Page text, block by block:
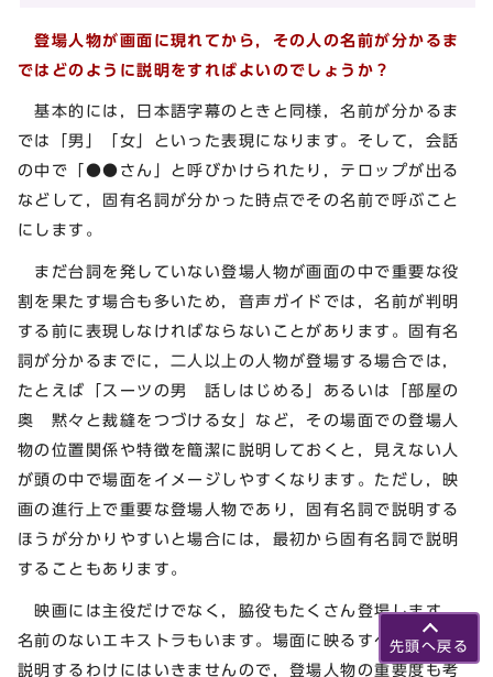
登場人物が画面に現れてから，その人の名前が分かるま
ではどのように説明をすればよいのでしょうか？
基本的には，日本語字幕のときと同様，名前が分かるま
では「男」「女」といった表現になります。そして，会話
の中で「●●さん」と呼びかけられたり，テロップが出る
などして，固有名詞が分かった時点でその名前で呼ぶこと
にします。
まだ台詞を発していない登場人物が画面の中で重要な役
割を果たす場合も多いため，音声ガイドでは，名前が判明
する前に表現しなければならないことがあります。固有名
詞が分かるまでに，二人以上の人物が登場する場合では，
たとえば「スーツの男 話しはじめる」あるいは「部屋の
奥 黙々と裁縫をつづける女」など，その場面での登場人
物の位置関係や特徴を簡潔に説明しておくと，見えない人
が頭の中で場面をイメージしやすくなります。ただし，映
画の進行上で重要な登場人物であり，固有名詞で説明する
ほうが分かりやすいと場合には，最初から固有名詞で説明
することもあります。
映画には主役だけでなく，脇役もたくさん登場します。
名前のないエキストラもいます。場面に映るすべての人を
説明するわけにはいきませんので，登場人物の重要度も考
先頭へ戻る